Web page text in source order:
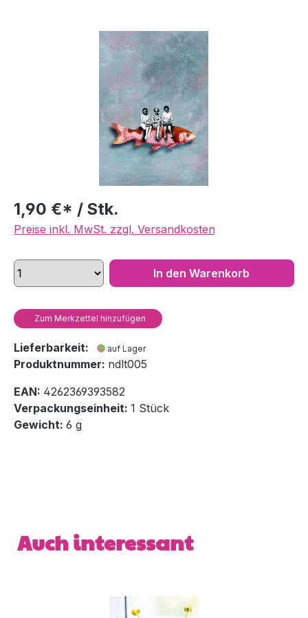
Bildergalerie überspringen
1,90 €* / Stk.
Preise inkl. MwSt. zzgl. Versandkosten
In den Warenkorb
Zum Merkzettel hinzufügen
Lieferbarkeit: auf Lager
Produktnummer: ndlt005
EAN: 4262369393582
Verpackungseinheit: 1 Stück
Gewicht: 6 g
Produktgalerie überspringen
Auch interessant